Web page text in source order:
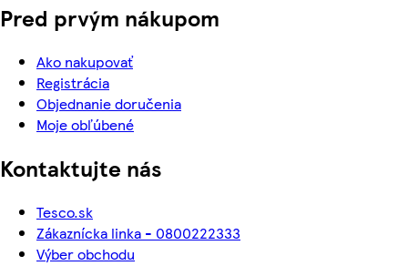
Pred prvým nákupom
Ako nakupovať
Registrácia
Objednanie doručenia
Moje obľúbené
Kontaktujte nás
Tesco.sk
Zákaznícka linka - 0800222333
Výber obchodu